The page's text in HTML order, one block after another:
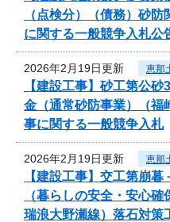
（点検分）（債務）砂
に関する一般競争入札公
2026年2月19日更新 恵那
【建設工事】砂工第公
金（通常砂防事業）（福
事に関する一般競争入札
2026年2月19日更新 恵那
【建設工事】交工第崩
（暮らしの安全・安心確
瑞浪大野瀬線）落石対策